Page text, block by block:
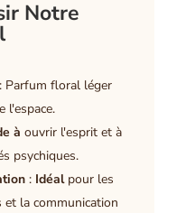
Notre
: Parfum floral léger
l'espace.
à ouvrir l'esprit et à
psychiques.
: Idéalpour les
la communication